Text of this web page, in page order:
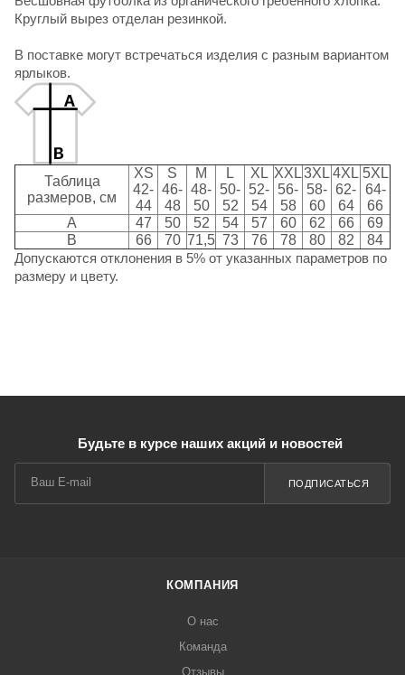
Круглый вырез отделан резинкой.
В поставке могут встречаться изделия с разным вариантом
ярлыков.
Таблица
размеров, см
XS
42-
44
S
46-
48
M
48-
50
L
50-
52
XL
52-
54
XXL
56-
58
3XL
58-
60
4XL
62-
64
5XL
64-
66
A
47 50 52 54 57 60 62 66
69
B
66 70 71,5 73 76 78 80 82
84
Допускаются отклонения в 5% от указанных параметров по
размеру и цвету.
Будьте в курсе наших акций и новостей
ПОДПИСАТЬСЯ
КОМПАНИЯ
О нас
Команда
Отзывы